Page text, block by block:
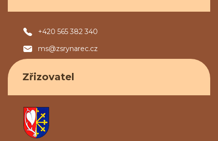
+420 565 382 340
ms@zsrynarec.cz
Zřizovatel